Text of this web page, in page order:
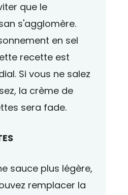
que le
s'agglomère.
en sel
recette est
Si vous ne salez
la crème de
sera fade.
sauce plus légère,
remplacer la